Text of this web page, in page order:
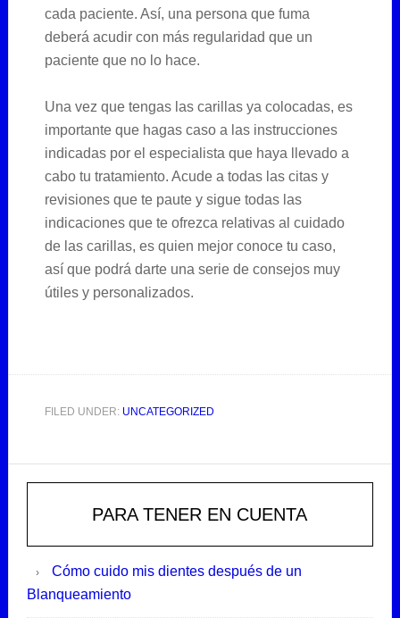
cada paciente. Así, una persona que fuma
deberá acudir con más regularidad que un
paciente que no lo hace.
Una vez que tengas las carillas ya colocadas, es
importante que hagas caso a las instrucciones
indicadas por el especialista que haya llevado a
cabo tu tratamiento. Acude a todas las citas y
revisiones que te paute y sigue todas las
indicaciones que te ofrezca relativas al cuidado
de las carillas, es quien mejor conoce tu caso,
así que podrá darte una serie de consejos muy
útiles y personalizados.
FILED UNDER: UNCATEGORIZED
Primary
SidebarPARA TENER EN CUENTA
Cómo cuido mis dientes después de un
Blanqueamiento